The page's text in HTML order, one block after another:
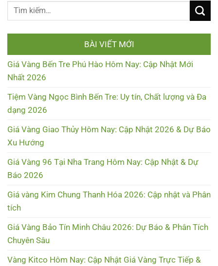
BÀI VIẾT MỚI
Giá Vàng Bến Tre Phú Hào Hôm Nay: Cập Nhật Mới
Nhất 2026
Tiệm Vàng Ngọc Bình Bến Tre: Uy tín, Chất lượng và Đa
dạng 2026
Giá Vàng Giao Thủy Hôm Nay: Cập Nhật 2026 & Dự Báo
Xu Hướng
Giá Vàng 96 Tại Nha Trang Hôm Nay: Cập Nhật & Dự
Báo 2026
Giá vàng Kim Chung Thanh Hóa 2026: Cập nhật và Phân
tích
Giá Vàng Bảo Tín Minh Châu 2026: Dự Báo & Phân Tích
Chuyên Sâu
Vàng Kitco Hôm Nay: Cập Nhật Giá Vàng Trực Tiếp &